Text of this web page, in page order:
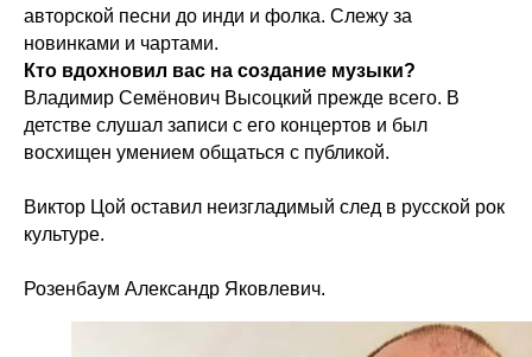
авторской песни до инди и фолка. Слежу за
новинками и чартами.
Кто вдохновил вас на создание музыки?
Владимир Семёнович Высоцкий прежде всего. В
детстве слушал записи с его концертов и был
восхищен умением общаться с публикой.
Виктор Цой оставил неизгладимый след в русской рок
культуре.
Розенбаум Александр Яковлевич.